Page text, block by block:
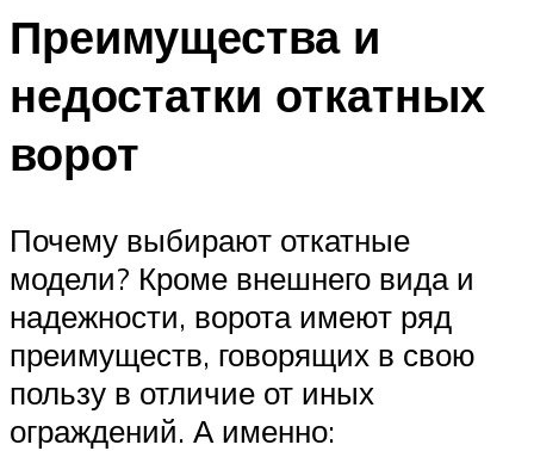
Преимущества и
недостатки откатных
ворот
Почему выбирают откатные
модели? Кроме внешнего вида и
надежности, ворота имеют ряд
преимуществ, говорящих в свою
пользу в отличие от иных
ограждений. А именно: